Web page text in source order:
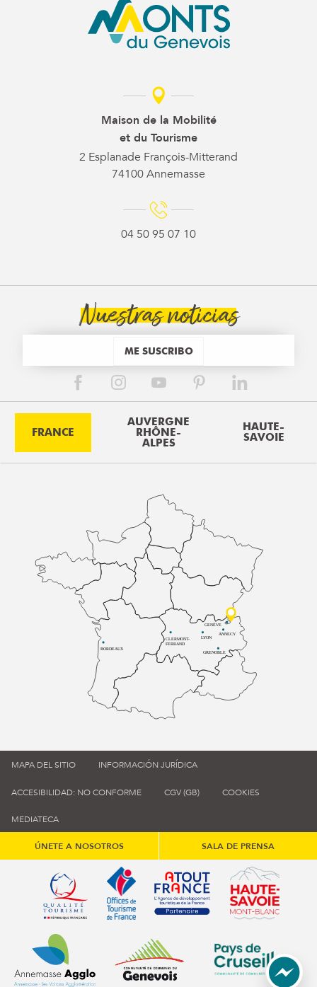
Maison de la Mobilité
et du Tourisme
2 Esplanade François-Mitterand
74100 Annemasse
04 50 95 07 10
Nuestras noticias
ME SUSCRIBO
FRANCE
AUVERGNE
RHÔNE-
ALPES
HAUTE-
SAVOIE
BORDEAUX
CLERMONT-
FERRAND
LYON
ANNECY
GRENOBLE
GENÈVE
MAPA DEL SITIO INFORMACIÓN JURÍDICA
ACCESIBILIDAD: NO CONFORME CGV (GB) COOKIES
MEDIATECA
ÚNETE A NOSOTROS SALA DE PRENSA
Qualité tourisme (s'ouvre dans une nouvelle fenêtre)
Office de tourisme de France (s'ouvre
Atout France (s'ouvre dans
Annemasse Agglo (s'ouvre dans une nouvelle fenêtre)
Communauté de communes du
Communauté de